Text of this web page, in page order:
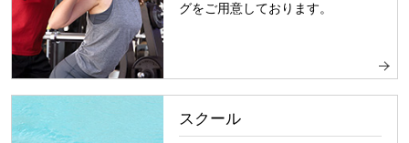
グをご用意しております。
スクール